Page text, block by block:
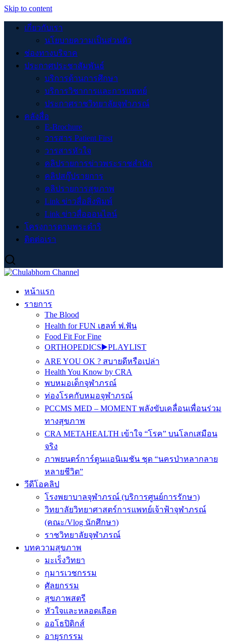
Skip to content
เกี่ยวกับเรา
นโยบายความเป็นส่วนตัว
ช่องทางบริจาค
ประกาศประชาสัมพันธ์
บริการด้านการศึกษา
บริการวิชาการและการแพทย์
ประกาศราชวิทยาลัยจุฬาภรณ์
คลังสื่อ
E-Brochure
วารสาร Patient First
วารสารหัวใจ
คลิปรายการข่าวพระราชสำนัก
คลิปสกู๊ปรายการ
คลิปรายการสุขภาพ
Link ข่าวสื่อสิ่งพิมพ์
Link ข่าวสื่อออนไลน์
โครงการตามพระดำริ
ติดต่อเรา
หน้าแรก
รายการ
The Blood
Health for FUN เฮลท์ ฟ.ฟัน
Food Fit For Fine
ORTHOPEDICS▶️PLAYLIST
ARE YOU OK ? สบายดีหรือเปล่า
Health You Know by CRA
พบหมอเด็กจุฬาภรณ์
ท่องโรคกับหมอจุฬาภรณ์
PCCMS MED – MOMENT พลังขับเคลื่อนเพื่อนร่วม
ทางสุขภาพ
CRA METAHEALTH เข้าใจ “โรค” บนโลกเสมือน
จริง
ภาพยนตร์การ์ตูนแอนิเมชัน ชุด “นครป่าหลากลาย
หลายชีวิต”
วีดีโอคลิป
โรงพยาบาลจุฬาภรณ์ (บริการศูนย์การรักษา)
วิทยาลัยวิทยาศาสตร์การแพทย์เจ้าฟ้าจุฬาภรณ์
(คณะ/Vlog นักศึกษา)
ราชวิทยาลัยจุฬาภรณ์
บทความสุขภาพ
มะเร็งวิทยา
กุมารเวชกรรม
ศัลยกรรม
สุขภาพสตรี
หัวใจและหลอดเลือด
ออโธปิดิกส์
อายุรกรรม